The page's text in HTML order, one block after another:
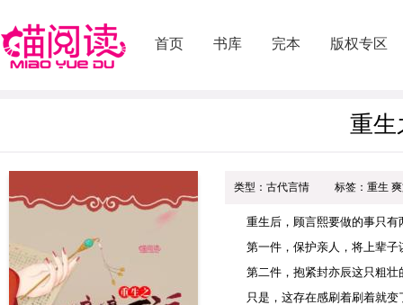
首页 书库 完本 版权专区
重生
类型：古代言情 标签：重生
重生后，顾言熙要做的事只有
第一件，保护亲人，将上辈
第二件，抱紧封亦辰这只粗
只是，这存在感刷着刷着就